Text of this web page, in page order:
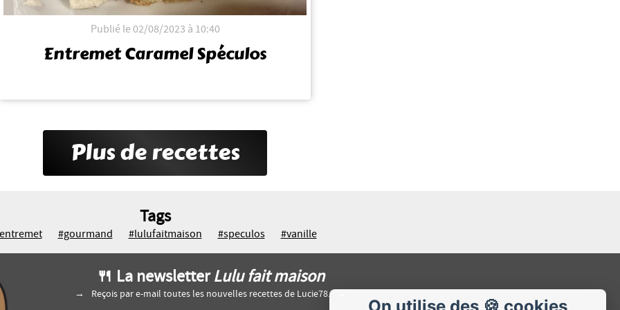
Publié le 02/08/2023 à 10:40
Entremet Caramel Spéculos
Plus de recettes
Tags
#gourmand #lulufaitmaison #speculos #vanille
🍴 La newsletter Lulu fait maison
Reçois par e-mail toutes les nouvelles recettes de Lucie78.